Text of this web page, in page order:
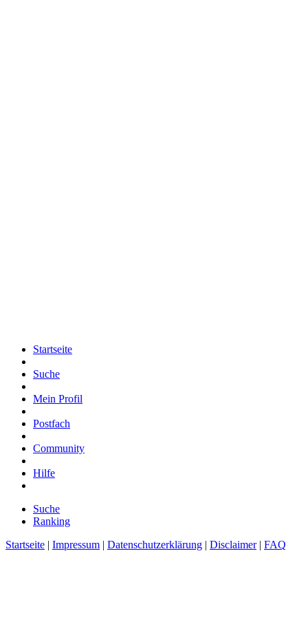
Startseite
Suche
Mein Profil
Postfach
Community
Hilfe
Suche
Ranking
Startseite | Impressum | Datenschutzerklärung | Disclaimer| FAQ